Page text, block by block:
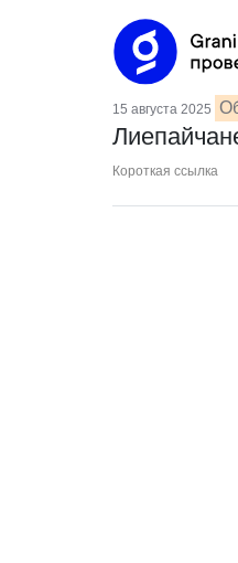
15 августа 2025
Короткая ссылка